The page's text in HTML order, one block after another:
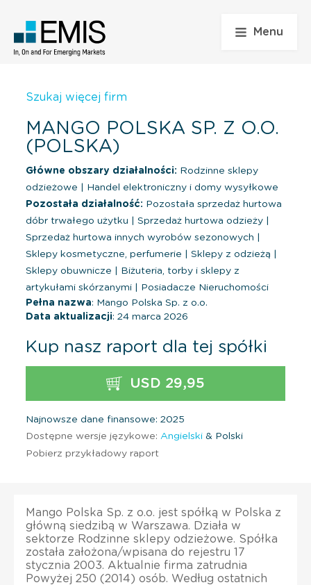
Menu
Szukaj więcej firm
MANGO POLSKA SP. Z O.O.
(POLSKA)
Główne obszary działalności: Rodzinne sklepy
odzieżowe
Handel elektroniczny i domy wysyłkowe
Pozostała działalność: Pozostała sprzedaż hurtowa
dóbr trwałego użytku
Sprzedaż hurtowa odzieży
Sprzedaż hurtowa innych wyrobów sezonowych
Sklepy kosmetyczne, perfumerie
Sklepy z odzieżą
Sklepy obuwnicze
Biżuteria, torby i sklepy z
artykułami skórzanymi
Posiadacze Nieruchomości
Pełna nazwa: Mango Polska Sp. z o.o.
Data aktualizacji: 24 marca 2026
Kup nasz raport dla tej spółki
USD 29,95
Najnowsze dane finansowe: 2025
Dostępne wersje językowe: Angielski & Polski
Pobierz przykładowy raport
Mango Polska Sp. z o.o. jest spółką w Polska z
główną siedzibą w Warszawa. Działa w
sektorze Rodzinne sklepy odzieżowe. Spółka
została założona/wpisana do rejestru 17
stycznia 2003. Aktualnie firma zatrudnia
Powyżej 250 (2014) osób. Według ostatnich